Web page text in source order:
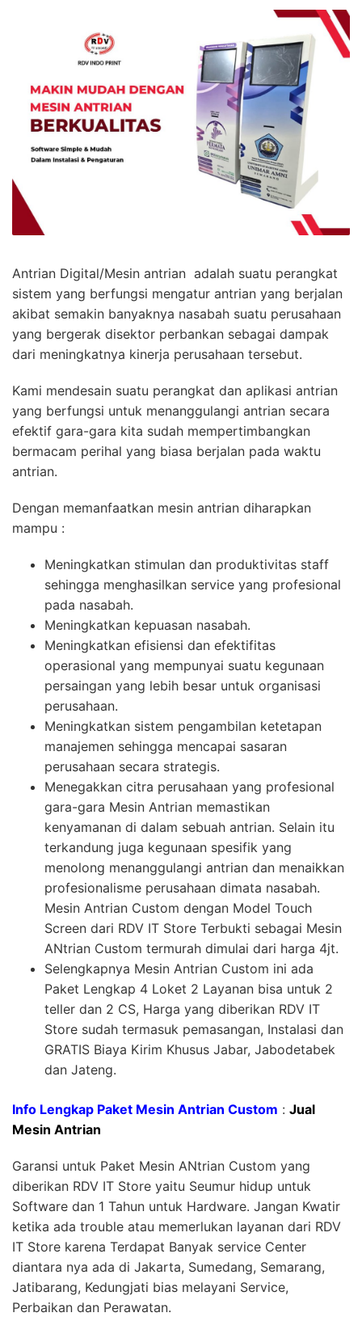
Antrian Digital/Mesin antrian adalah suatu perangkat
sistem yang berfungsi mengatur antrian yang berjalan
akibat semakin banyaknya nasabah suatu perusahaan
yang bergerak disektor perbankan sebagai dampak
dari meningkatnya kinerja perusahaan tersebut.
Kami mendesain suatu perangkat dan aplikasi antrian
yang berfungsi untuk menanggulangi antrian secara
efektif gara-gara kita sudah mempertimbangkan
bermacam perihal yang biasa berjalan pada waktu
antrian.
Dengan memanfaatkan mesin antrian diharapkan
mampu :
Meningkatkan stimulan dan produktivitas staff
sehingga menghasilkan service yang profesional
pada nasabah.
Meningkatkan kepuasan nasabah.
Meningkatkan efisiensi dan efektifitas
operasional yang mempunyai suatu kegunaan
persaingan yang lebih besar untuk organisasi
perusahaan.
Meningkatkan sistem pengambilan ketetapan
manajemen sehingga mencapai sasaran
perusahaan secara strategis.
Menegakkan citra perusahaan yang profesional
gara-gara Mesin Antrian memastikan
kenyamanan di dalam sebuah antrian. Selain itu
terkandung juga kegunaan spesifik yang
menolong menanggulangi antrian dan menaikkan
profesionalisme perusahaan dimata nasabah.
Mesin Antrian Custom dengan Model Touch
Screen dari RDV IT Store Terbukti sebagai Mesin
ANtrian Custom termurah dimulai dari harga 4jt.
Selengkapnya Mesin Antrian Custom ini ada
Paket Lengkap 4 Loket 2 Layanan bisa untuk 2
teller dan 2 CS, Harga yang diberikan RDV IT
Store sudah termasuk pemasangan, Instalasi dan
GRATIS Biaya Kirim Khusus Jabar, Jabodetabek
dan Jateng.
Info Lengkap Paket Mesin Antrian Custom : Jual
Mesin Antrian
Garansi untuk Paket Mesin ANtrian Custom yang
diberikan RDV IT Store yaitu Seumur hidup untuk
Software dan 1 Tahun untuk Hardware. Jangan Kwatir
ketika ada trouble atau memerlukan layanan dari RDV
IT Store karena Terdapat Banyak service Center
diantara nya ada di Jakarta, Sumedang, Semarang,
Jatibarang, Kedungjati bias melayani Service,
Perbaikan dan Perawatan.